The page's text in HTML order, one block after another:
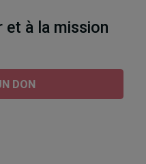
et à la mission
DON